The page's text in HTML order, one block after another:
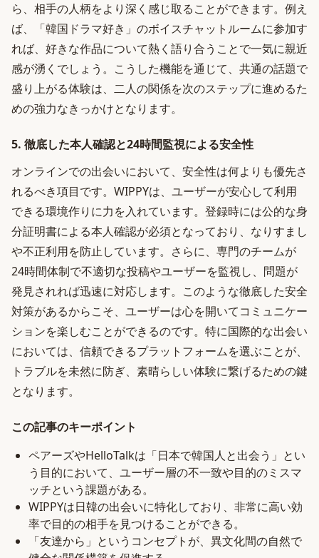
ら、相手の人柄をより深く感じ取ることができます。例え
ば、「韓国ドラマ好き」のボイスチャットルームに参加す
れば、好きな作品について熱く語り合うことで一気に親近
感が湧くでしょう。こうした機能を通じて、共通の話題で
盛り上がる体験は、二人の関係を次のステップに進めるた
めの強力なきっかけとなります。
5. 徹底した本人確認と24時間監視による安全性
オンラインでの出会いにおいて、安全性は何よりも優先さ
れるべき項目です。WIPPYは、ユーザーが安心して利用
できる環境作りに力を入れています。登録時には公的な身
分証明書による本人確認が必須となっており、なりすまし
や不正利用を防止しています。さらに、専門のチームが
24時間体制で不適切な投稿やユーザーを監視し、問題が
発見されれば迅速に対応します。このような徹底した安全
対策があるからこそ、ユーザーは心を開いてコミュニケー
ションを楽しむことができるのです。特に国際的な出会い
においては、信頼できるプラットフォームを選ぶことが、
トラブルを未然に防ぎ、素晴らしい体験に繋げるための鍵
となります。
この記事のキーポイント
ペアーズやHelloTalkは「日本で韓国人と出会う」とい
う目的において、ユーザー層の不一致や目的のミスマ
ッチという課題がある。
WIPPYは日韓の出会いに特化しており、非常に高い効
率で目的の相手を見つけることができる。
「友達から」というコンセプトが、異文化間の自然で